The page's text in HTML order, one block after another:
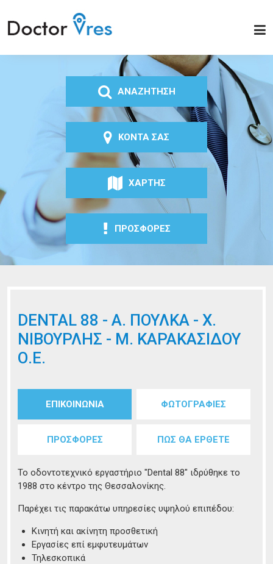
κυρίως περιεχόμενο
Doctor
ΑΝΑΖΗΤΗΣΗ
ΚΟΝΤΑ ΣΑΣ
ΧΑΡΤΗΣ
ΠΡΟΣΦΟΡΕΣ
DENTAL 88 - Α. ΠΟΥΛΚΑ - Χ.
ΝΙΒΟΥΡΛΗΣ - Μ. ΚΑΡΑΚΑΣΙΔΟΥ
Ο.Ε.
Tabs group καταχώρησης
ΕΠΙΚΟΙΝΩΝΙΑ ΦΩΤΟΓΡΑΦΙΕΣ
ΠΡΟΣΦΟΡΕΣ ΠΩΣ ΘΑ ΕΡΘΕΤΕ
Το οδοντοτεχνικό εργαστήριο "Dental 88" ιδρύθηκε το
1988 στο κέντρο της Θεσσαλονίκης.
Παρέχει τις παρακάτω υπηρεσίες υψηλού επιπέδου:
Κινητή και ακίνητη προσθετική
Εργασίες επί εμφυτευμάτων
Τηλεσκοπικά